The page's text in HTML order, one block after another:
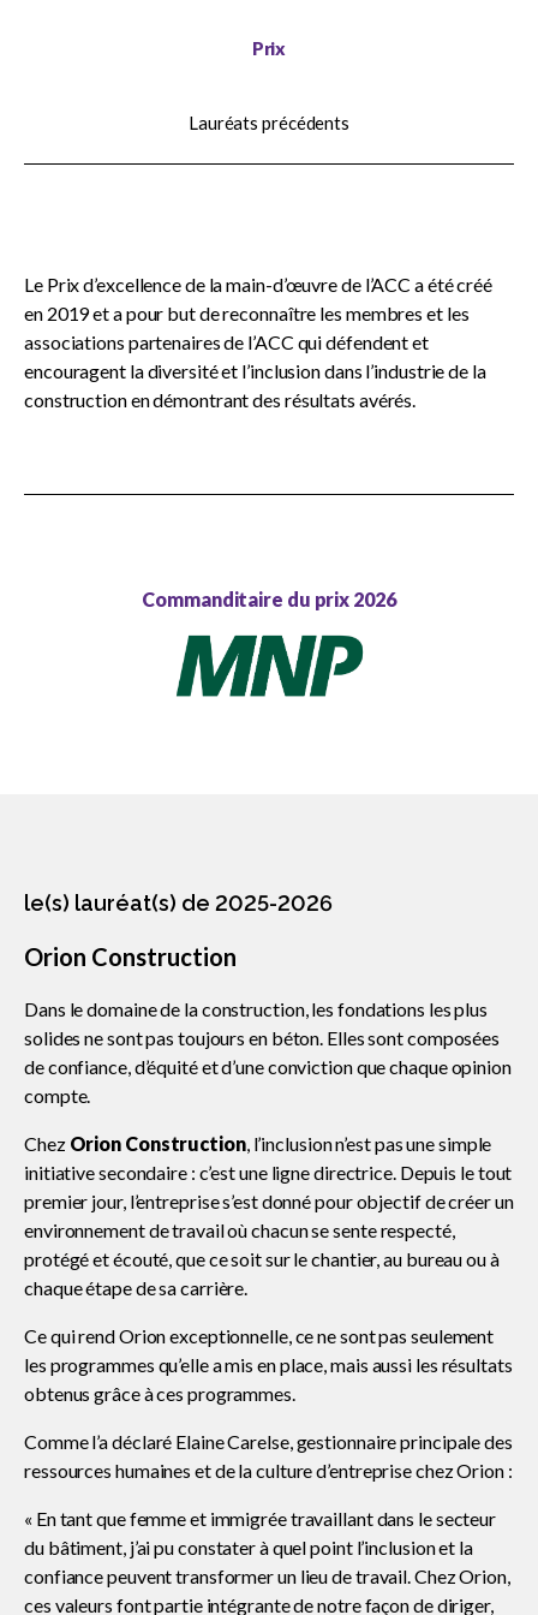
SignaSur
CCDC
Documents normalisés de l’ACC
Rencontrez les lauréats de 2025-26
Prix de leader communautaire de l’ACC
Prix de réalisation environnementale de
Prix national de sécurité de l’ACC
Prix d’excellence des associations
Prix d’excellence de la main-d’œuvre de
l’ACC
Prix du jeune leader de l’ACC
Prix du leader élite
Programme de mentorat
CONtact
sub
menu
Portail R&D en construction
Sondage de l’ACC et de KPMG au
Canada
Promouvoir la diversité et l’inclusion
Prix
Lauréats précédents
Le Prix d’excellence de la main-d’œuvre de l’ACC a été créé
en 2019 et a pour but de reconnaître les membres et les
associations partenaires de l’ACC qui défendent et
encouragent la diversité et l’inclusion dans l’industrie de la
construction en démontrant des résultats avérés.
Commanditaire du prix 2026
le(s) lauréat(s) de 2025-2026
Orion Construction
Dans le domaine de la construction, les fondations les plus
solides ne sont pas toujours en béton. Elles sont composées
de confiance, d’équité et d’une conviction que chaque opinion
compte.
Chez Orion Construction, l’inclusion n’est pas une simple
initiative secondaire : c’est une ligne directrice. Depuis le tout
premier jour, l’entreprise s’est donné pour objectif de créer un
environnement de travail où chacun se sente respecté,
protégé et écouté, que ce soit sur le chantier, au bureau ou à
chaque étape de sa carrière.
Ce qui rend Orion exceptionnelle, ce ne sont pas seulement
les programmes qu’elle a mis en place, mais aussi les résultats
obtenus grâce à ces programmes.
Comme l’a déclaré Elaine Carelse, gestionnaire principale des
ressources humaines et de la culture d’entreprise chez Orion :
« En tant que femme et immigrée travaillant dans le secteur
du bâtiment, j’ai pu constater à quel point l’inclusion et la
confiance peuvent transformer un lieu de travail. Chez Orion,
ces valeurs font partie intégrante de notre façon de diriger,